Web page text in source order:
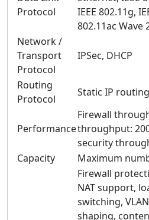
Protocol
IEEE 802.11g,
802.11ac Wave
Network /
Transport
Protocol
IPSec, DHCP
Routing
Protocol
Static IP
Performance
Firewall
throughput:
security
Capacity
Maximum
Firewall
NAT support,
switching,
shaping,